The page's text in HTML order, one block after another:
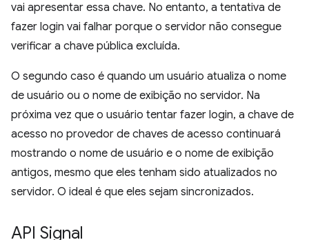
vai apresentar essa chave. No entanto, a tentativa de
fazer login vai falhar porque o servidor não consegue
verificar a chave pública excluída.
O segundo caso é quando um usuário atualiza o nome
de usuário ou o nome de exibição no servidor. Na
próxima vez que o usuário tentar fazer login, a chave de
acesso no provedor de chaves de acesso continuará
mostrando o nome de usuário e o nome de exibição
antigos, mesmo que eles tenham sido atualizados no
servidor. O ideal é que eles sejam sincronizados.
API Signal